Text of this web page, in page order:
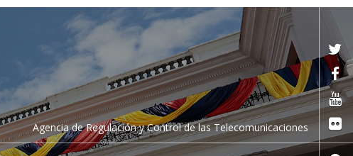
Agencia de Regulación y Control de las Telecomunicaciones